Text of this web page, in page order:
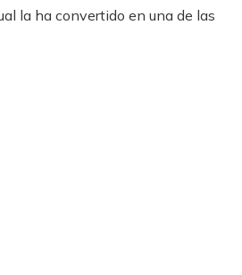
la ha convertido en una de las